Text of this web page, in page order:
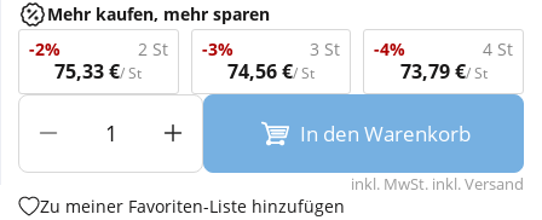
Sport & Fitness
Tierbedarf
Wellness
Mehr kaufen, mehr sparen
-2%
2 St
75,33 €/ St
-3% 3 St
74,56 €/ St
-4% 4 St
73,79 €/ St
In den Warenkorb
inkl. MwSt. inkl. Versand
Zu meiner Favoriten-Liste hinzufügen